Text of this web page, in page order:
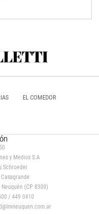
EL COMEDOR
y Medios S.A
Schroeder
(CP 8300)
/ 449 0410